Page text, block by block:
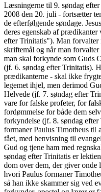
Læsningerne til 9. søndag
2008 den 20. juli - fortsætter
de efterfølgende søndage.
deres egenskab af
efter Trinitatis"). Man forvalter
skriftemål og når man forvalter
man skal forkynde som Guds
(jf. 6. søndag efter Trinitatis).
prædikanterne - skal ikke
legemet ihjel, men derimod
Helvede (jf. 7. søndag efter
vare for falske profeter, for
fordømmelse for både dem
forkyndelse (jf. 8. søndag
formaner Paulus Timotheus til
fået, med henvisning til
Gud og tjene ham med
søndag efter Trinitatis er lektien
dom over dem, der giver onde
hvori Paulus formaner
så han ikke skammer sig ved